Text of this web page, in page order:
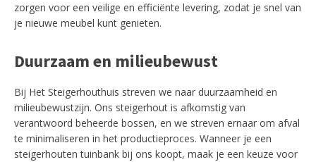
zorgen voor een veilige en efficiënte levering, zodat je snel van
je nieuwe meubel kunt genieten.
Duurzaam en milieubewust
Bij Het Steigerhouthuis streven we naar duurzaamheid en
milieubewustzijn. Ons steigerhout is afkomstig van
verantwoord beheerde bossen, en we streven ernaar om afval
te minimaliseren in het productieproces. Wanneer je een
steigerhouten tuinbank bij ons koopt, maak je een keuze voor